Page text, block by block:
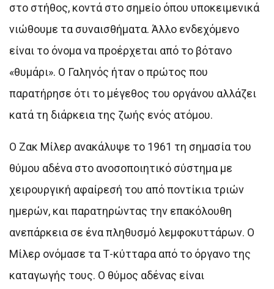
στο στήθος, κοντά στο σημείο όπου υποκειμενικά
νιώθουμε τα συναισθήματα. Άλλο ενδεχόμενο
είναι το όνομα να προέρχεται από το βότανο
«θυμάρι». Ο Γαληνός ήταν ο πρώτος που
παρατήρησε ότι το μέγεθος του οργάνου αλλάζει
κατά τη διάρκεια της ζωής ενός ατόμου.
Ο Ζακ Μίλερ ανακάλυψε το 1961 τη σημασία του
θύμου αδένα στο ανοσοποιητικό σύστημα με
χειρουργική αφαίρεσή του από ποντίκια τριών
ημερών, και παρατηρώντας την επακόλουθη
ανεπάρκεια σε ένα πληθυσμό λεμφοκυττάρων. Ο
Μίλερ ονόμασε τα Τ-κύτταρα από το όργανο της
καταγωγής τους. Ο θύμος αδένας είναι